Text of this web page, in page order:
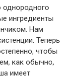
однородного
ингредиенты
Нам
Теперь
чтобы
как обычно,
имеет